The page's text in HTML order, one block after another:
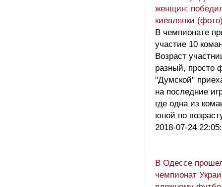
женщин:
киевлянки
В чемпионате
участие 10
Возраст
разный, просто
"Думской"
на последние
где одна из
юной по
2018-07-24
В Одессе
чемпионат